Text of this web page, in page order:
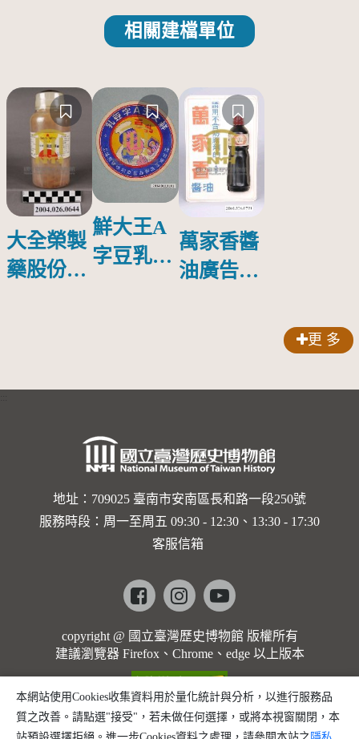
相關建檔單位
大全榮製
藥股份有
鮮大王A
字豆乳罐
萬家香醬
油廣告塑
更 多
地址：709025 臺南市安南區長和路一段250號
服務時段：周一至周五 09:30 - 12:30、13:30 - 17:30
客服信箱
Facebookinstagramyoutube
copyright @ 國立臺灣歷史博物館 版權所有
建議瀏覽器 Firefox、Chrome、edge 以上版本
本網站使用Cookies收集資料用於量化統計與分析，以進行服務品
質之改善。請點選"接受"，若未做任何選擇，或將本視窗關閉，本
站預設選擇拒絕。進一步Cookies資料之處理，請參閱本站之 隱私